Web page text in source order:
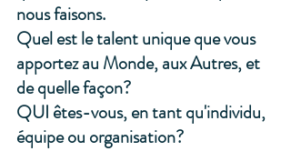
nous faisons.
Quel est le talent unique que vous
apportez au Monde, aux Autres, et
de quelle façon?
QUI êtes-vous, en tant qu'individu,
équipe ou organisation?